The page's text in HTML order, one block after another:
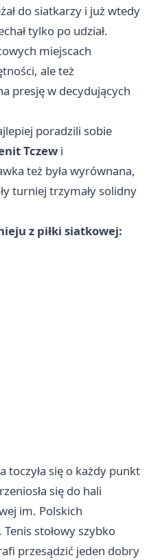
do siatkarzy i już wtedy
tylko po udział.
miejscach
ale też
presję w decydujących
poradzili sobie
Tczew i
też była wyrównana,
turniej trzymały solidny
z piłki siatkowej:
toczyła się o każdy punkt
się do hali
im. Polskich
stołowy szybko
przesądzić jeden dobry